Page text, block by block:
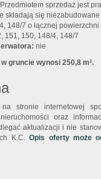
Przedmiotem sprzedaż jest
składają się niezabudowane
148/7 o łącznej powierzchni
151, 150, 148/4, 148/7
nie
gruncie wynosi 250,8 m².
stronie internetowej
oraz
aktualizacji i nie
K.C.Opis oferty może